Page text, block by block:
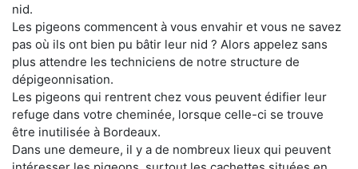
nid.
Les pigeons commencent à vous envahir et vous ne savez
pas où ils ont bien pu bâtir leur nid ? Alors appelez sans
plus attendre les techniciens de notre structure de
dépigeonnisation.
Les pigeons qui rentrent chez vous peuvent édifier leur
refuge dans votre cheminée, lorsque celle-ci se trouve
être inutilisée à Bordeaux.
Dans une demeure, il y a de nombreux lieux qui peuvent